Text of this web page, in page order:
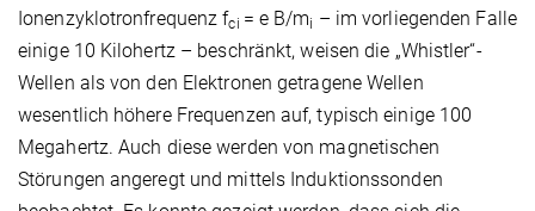
Ionenzyklotronfrequenz fci = e B/mi – im vorliegenden Falle
einige 10 Kilohertz – beschränkt, weisen die „Whistler“-
Wellen als von den Elektronen getragene Wellen
wesentlich höhere Frequenzen auf, typisch einige 100
Megahertz. Auch diese werden von magnetischen
Störungen angeregt und mittels Induktionssonden